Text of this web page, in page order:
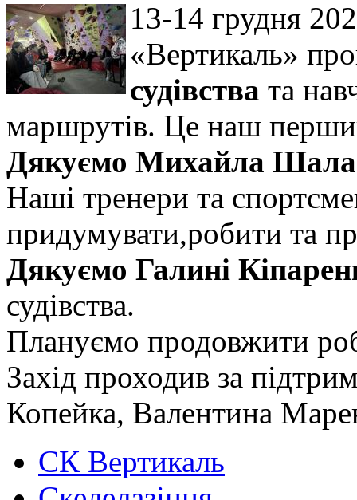
13-14 грудня
«Вертикаль»
судівства та
маршрутів. Це наш
Дякуємо Михайла
Наші тренери та
придумувати,робити та
Дякуємо Галині
судівства.
Плануємо продовжити
Захід проходив за
Копейка, Валентина
СК Вертикаль